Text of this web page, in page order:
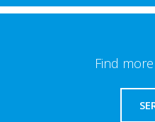
Find